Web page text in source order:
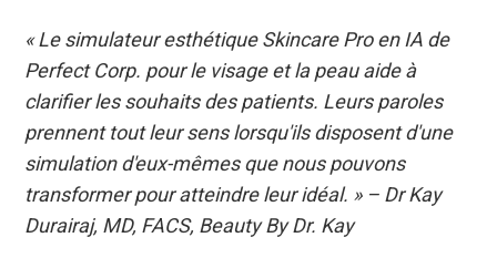
« Le simulateur esthétique Skincare Pro en IA de
Perfect Corp. pour le visage et la peau aide à
clarifier les souhaits des patients. Leurs paroles
prennent tout leur sens lorsqu'ils disposent d'une
simulation d'eux-mêmes que nous pouvons
transformer pour atteindre leur idéal. » – Dr Kay
Durairaj, MD, FACS, Beauty By Dr. Kay